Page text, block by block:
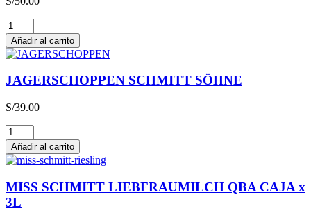
Glühwein
cantidad
Añadir al carrito
JAGERSCHOPPEN SCHMITT SÖHNE
S/39.00
JAGERSCHOPPEN
SCHMITT
SÖHNE
cantidad
Añadir al carrito
MISS SCHMITT LIEBFRAUMILCH QBA CAJA x
3L